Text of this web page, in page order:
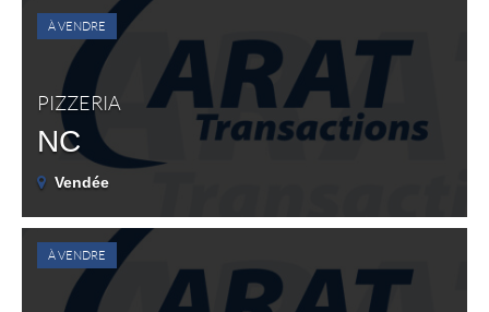
À VENDRE
PIZZERIA
NC
Vendée
À VENDRE